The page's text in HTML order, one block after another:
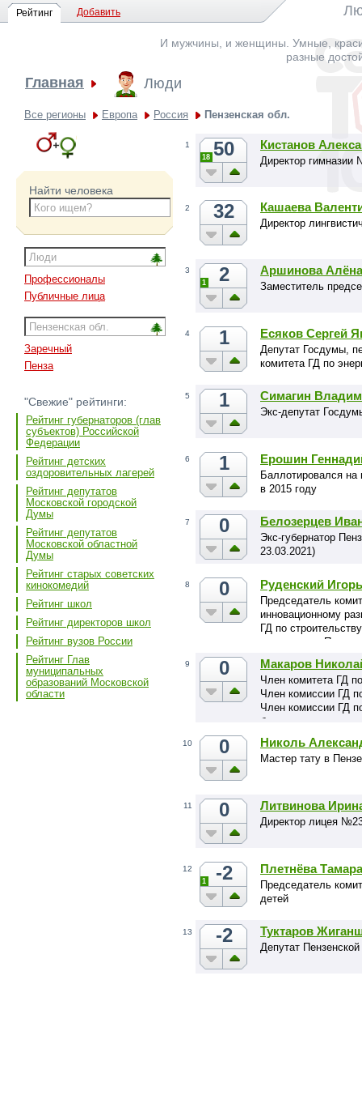
Рейтинг Добавить
И мужчины, и женщины. Умные,
разные
Главная Люди
Все регионы Европа Россия Пензенская обл.
Найти человека
Профессионалы
Публичные лица
Заречный
Пенза
"Свежие" рейтинги:
Рейтинг губернаторов (глав
субъектов) Российской
Федерации
Рейтинг детских
оздоровительных лагерей
Рейтинг депутатов
Московской городской
Думы
Рейтинг депутатов
Московской областной
Думы
Рейтинг старых советских
кинокомедий
Рейтинг школ
Рейтинг директоров школ
Рейтинг вузов России
Рейтинг Глав
муниципальных
образований Московской
области
1 50
18
Кистанов
Директор гимназии
2 32 Кашаева
Директор
3 2
1
Аршинова
Заместитель
4 1 Есяков Сергей
Депутат Госдумы,
комитета ГД по
5 1 Симагин
Экс-депутат
6 1 Ерошин
Баллотировался на
в 2015 году
7 0 Белозерцев
Экс-губернатор
23.03.2021)
8 0 Руденский
Председатель
инновационному
ГД по
размещения
9 0 Макаров
Член комитета ГД
Член комиссии ГД
Член комиссии ГД
бюджета,
Член комиссии ГД
организаций
10 0 Николь
Мастер тату в Пензе
11 0 Литвинова
Директор лицея
12 -2
1
Плетнёва
Председатель
детей
13 -2 Туктаров
Депутат